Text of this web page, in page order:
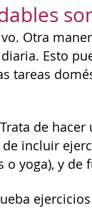
Otra
Esto
tareas
de
incluir
yoga), y de